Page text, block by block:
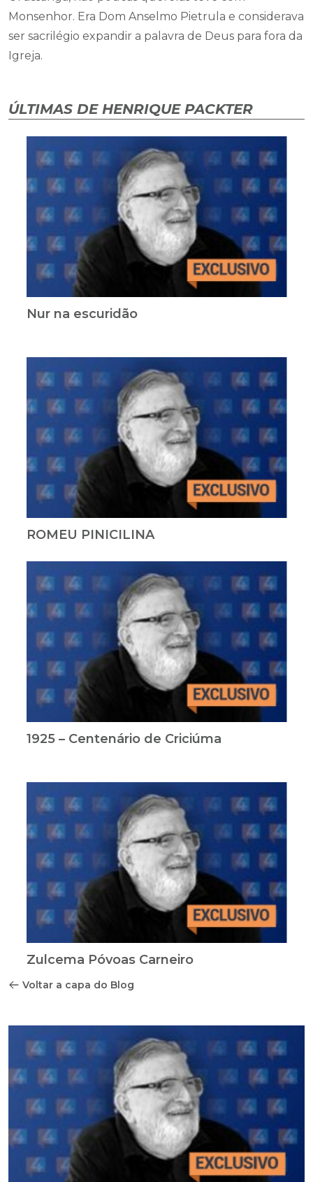
Monsenhor. Era Dom Anselmo Pietrula e considerava
ser sacrilégio expandir a palavra de Deus para fora da
Igreja.
ÚLTIMAS DE HENRIQUE PACKTER
Nur na escuridão
ROMEU PINICILINA
1925 – Centenário de Criciúma
Zulcema Póvoas Carneiro
Voltar a capa do Blog